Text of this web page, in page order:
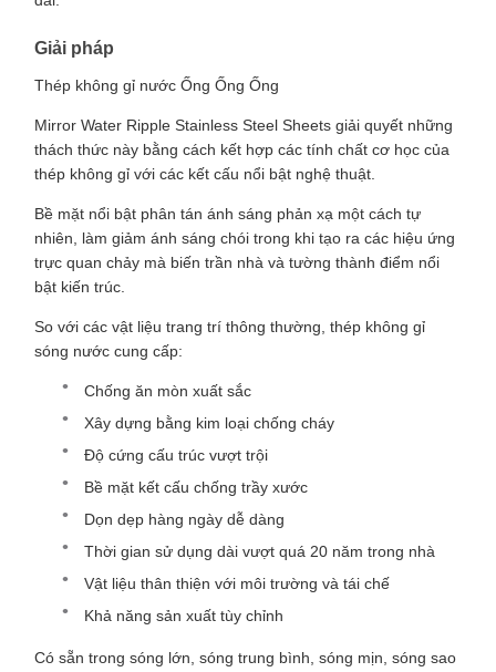
Giải pháp
Thép không gỉ nước Ống Ống Ống
Mirror Water Ripple Stainless Steel Sheets giải quyết những
thách thức này bằng cách kết hợp các tính chất cơ học của
thép không gỉ với các kết cấu nổi bật nghệ thuật.
Bề mặt nổi bật phân tán ánh sáng phản xạ một cách tự
nhiên, làm giảm ánh sáng chói trong khi tạo ra các hiệu ứng
trực quan chảy mà biến trần nhà và tường thành điểm nổi
bật kiến trúc.
So với các vật liệu trang trí thông thường, thép không gỉ
sóng nước cung cấp:
Chống ăn mòn xuất sắc
Xây dựng bằng kim loại chống cháy
Độ cứng cấu trúc vượt trội
Bề mặt kết cấu chống trầy xước
Dọn dẹp hàng ngày dễ dàng
Thời gian sử dụng dài vượt quá 20 năm trong nhà
Vật liệu thân thiện với môi trường và tái chế
Khả năng sản xuất tùy chỉnh
Có sẵn trong sóng lớn, sóng trung bình, sóng mịn, sóng sao